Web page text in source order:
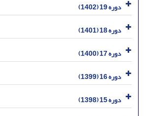
دوره 19 (1402)
دوره 18 (1401)
دوره 17 (1400)
دوره 16 (1399)
دوره 15 (1398)